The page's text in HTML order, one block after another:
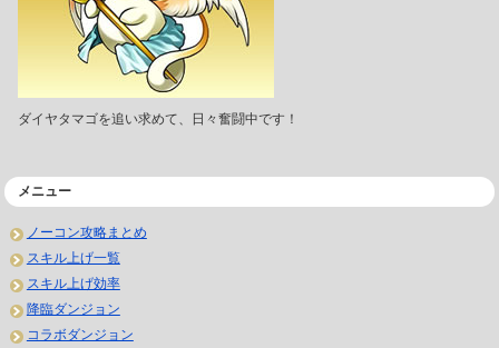
ダイヤタマゴを追い求めて、日々奮闘中です！
メニュー
ノーコン攻略まとめ
スキル上げ一覧
スキル上げ効率
降臨ダンジョン
コラボダンジョン